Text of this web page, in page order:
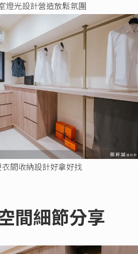
燈光設計營造放鬆氛圍
間收納設計好拿好找
間細節分享